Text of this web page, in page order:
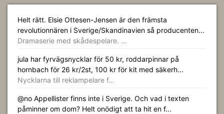
Helt rätt. Elsie Ottesen-Jensen är den främsta
revolutionnären i Sverige/Skandinavien så producenten...
Dramaserie med skådespelare. …
jula har fyrvägsnycklar för 50 kr, roddarpinnar på
hornbach för 26 kr/2st, 100 kr för kit med säkerh...
Nycklarna till reklampelare f…
@no Appellister finns inte i Sverige. Och vad i texten
påminner om dom? Helt onödigt att ta hit en f...